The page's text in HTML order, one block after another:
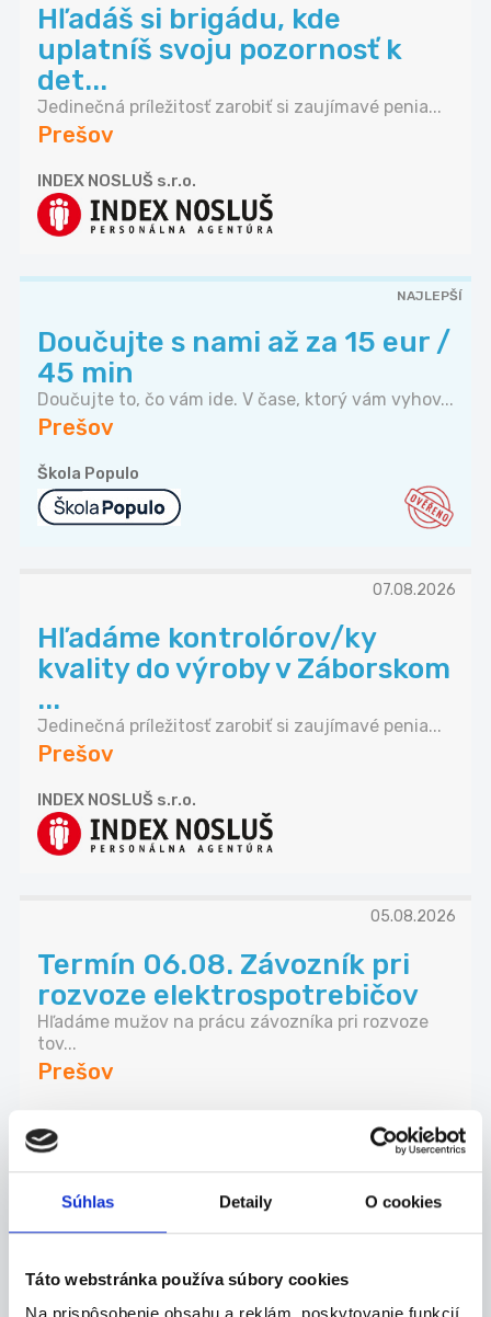
Súhlas Detaily O cookies
Táto webstránka používa súbory cookies
Hľadáš si brigádu, kde
uplatníš svoju pozornosť k
det...
Jedinečná príležitosť zarobiť si zaujímavé penia...
Prešov
INDEX NOSLUŠ s.r.o.
NAJLEPŠÍ
Doučujte s nami až za 15 eur /
45 min
Doučujte to, čo vám ide. V čase, ktorý vám vyhov...
Prešov
Škola Populo
07.08.2026
Hľadáme kontrolórov/ky
kvality do výroby v Záborskom
...
Jedinečná príležitosť zarobiť si zaujímavé penia...
Prešov
INDEX NOSLUŠ s.r.o.
05.08.2026
Termín 06.08. Závozník pri
rozvoze elektrospotrebičov
Hľadáme mužov na prácu závozníka pri rozvoze
tov...
Prešov
06.08.2026
Termín 10.08. Závozník pri